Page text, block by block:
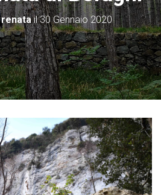
E
T
O
G
G
L
E
renatail30 Gennaio 2020